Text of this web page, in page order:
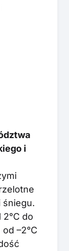
i
śniegu.
do
–2°C